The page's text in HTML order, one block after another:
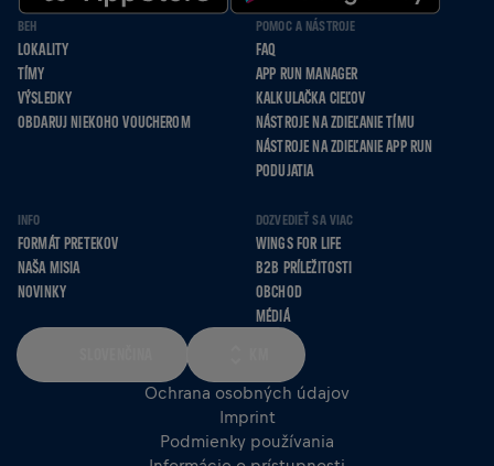
BEH
LOKALITY
TÍMY
VÝSLEDKY
OBDARUJ NIEKOHO VOUCHEROM
POMOC A NÁSTROJE
FAQ
APP RUN MANAGER
KALKULAČKA CIEĽOV
NÁSTROJE NA ZDIEĽANIE TÍMU
NÁSTROJE NA ZDIEĽANIE APP RUN
PODUJATIA
INFO
FORMÁT PRETEKOV
NAŠA MISIA
NOVINKY
DOZVEDIEŤ SA VIAC
WINGS FOR LIFE
B2B PRÍLEŽITOSTI
OBCHOD
MÉDIÁ
Ochrana osobných údajov
Imprint
Podmienky používania